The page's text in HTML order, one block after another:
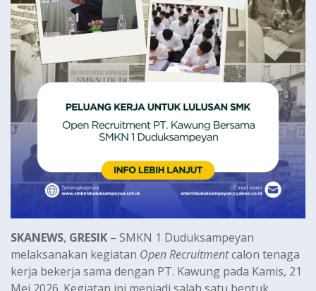
SKANEWS, GRESIK – SMKN 1 Duduksampeyan
melaksanakan kegiatan Open Recruitmentcalon tenaga
kerja bekerja sama dengan PT. Kawung pada Kamis, 21